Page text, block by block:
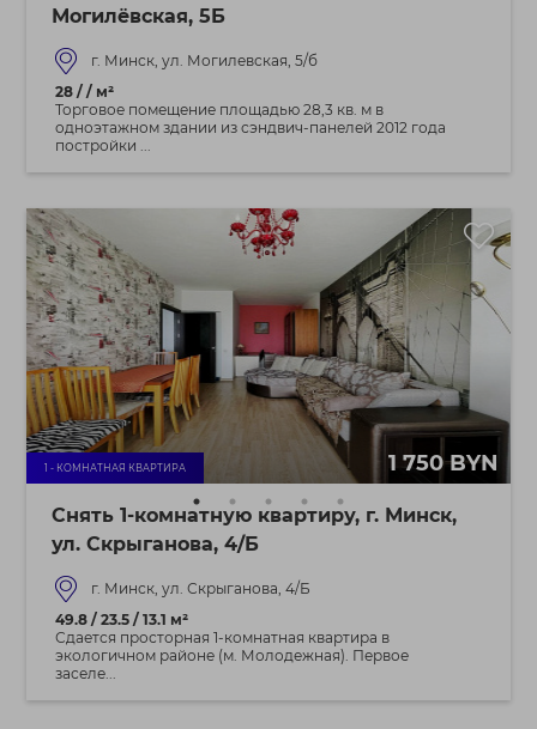
Могилёвская, 5Б
г. Минск, ул. Могилевская, 5/б
28 / / м²
Торговое помещение площадью 28,3 кв. м в
одноэтажном здании из сэндвич-панелей 2012 года
постройки ...
1 - КОМНАТНАЯ КВАРТИРА 1 750 BYN
Снять 1-комнатную квартиру, г. Минск,
ул. Скрыганова, 4/Б
г. Минск, ул. Скрыганова, 4/Б
49.8 / 23.5 / 13.1 м²
Сдается просторная 1-комнатная квартира в
экологичном районе (м. Молодежная). Первое
заселе...